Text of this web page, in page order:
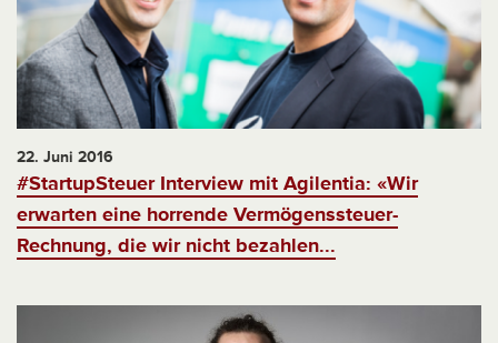
22. Juni 2016
#StartupSteuer Interview mit Agilentia: «Wir
erwarten eine horrende Vermögenssteuer-
Rechnung, die wir nicht bezahlen...